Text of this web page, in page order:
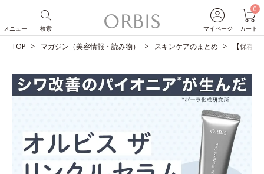
マイページ
0
カート
検索
メニュー
TOP マガジン（美容情報・読み物） スキンケアのまとめ 【保存